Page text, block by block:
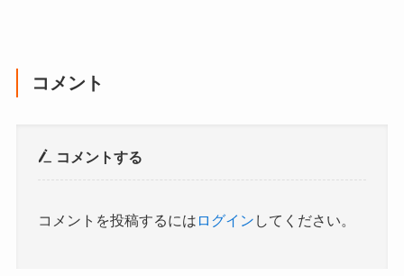
コメント
コメントする
コメントを投稿するには ログイン してください。